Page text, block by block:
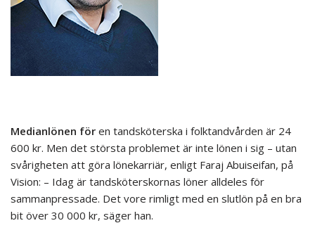
Medianlönen för en tandsköterska i folktandvården är 24
600 kr. Men det största problemet är inte lönen i sig – utan
svårigheten att göra lönekarriär, enligt Faraj Abuiseifan, på
Vision: – Idag är tandsköterskornas löner alldeles för
sammanpressade. Det vore rimligt med en slutlön på en bra
bit över 30 000 kr, säger han.